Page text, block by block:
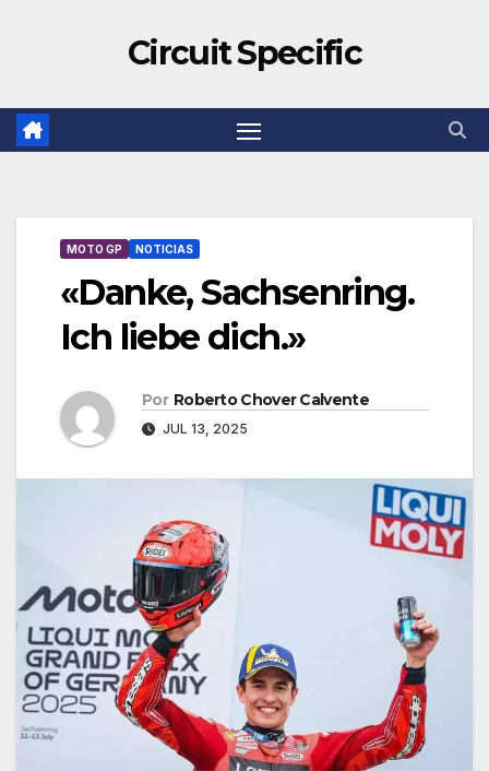
Circuit Specific
MOTO GP NOTICIAS
«Danke, Sachsenring.
Ich liebe dich.»
Por Roberto Chover Calvente
JUL 13, 2025